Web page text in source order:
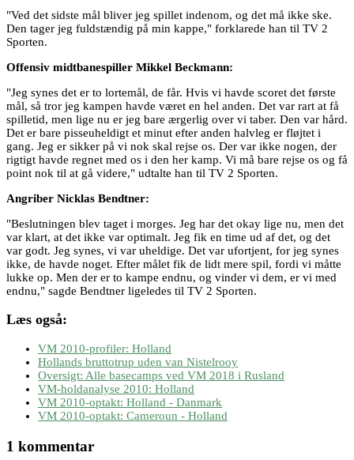
"Ved det sidste mål bliver jeg spillet indenom, og det må ikke ske.
Den tager jeg fuldstændig på min kappe," forklarede han til TV 2
Sporten.
Offensiv midtbanespiller Mikkel Beckmann:
"Jeg synes det er to lortemål, de får. Hvis vi havde scoret det første
mål, så tror jeg kampen havde været en hel anden. Det var rart at få
spilletid, men lige nu er jeg bare ærgerlig over vi taber. Den var hård.
Det er bare pisseuheldigt et minut efter anden halvleg er fløjtet i
gang. Jeg er sikker på vi nok skal rejse os. Der var ikke nogen, der
rigtigt havde regnet med os i den her kamp. Vi må bare rejse os og få
point nok til at gå videre," udtalte han til TV 2 Sporten.
Angriber Nicklas Bendtner:
"Beslutningen blev taget i morges. Jeg har det okay lige nu, men det
var klart, at det ikke var optimalt. Jeg fik en time ud af det, og det
var godt. Jeg synes, vi var uheldige. Det var ufortjent, for jeg synes
ikke, de havde noget. Efter målet fik de lidt mere spil, fordi vi måtte
lukke op. Men der er to kampe endnu, og vinder vi dem, er vi med
endnu," sagde Bendtner ligeledes til TV 2 Sporten.
Læs også:
VM 2010-profiler: Holland
Hollands bruttotrup uden van Nistelrooy
Oversigt: Alle basecamps ved VM 2018 i Rusland
VM-holdanalyse 2010: Holland
VM 2010-optakt: Holland - Danmark
VM 2010-optakt: Cameroun - Holland
1 kommentar